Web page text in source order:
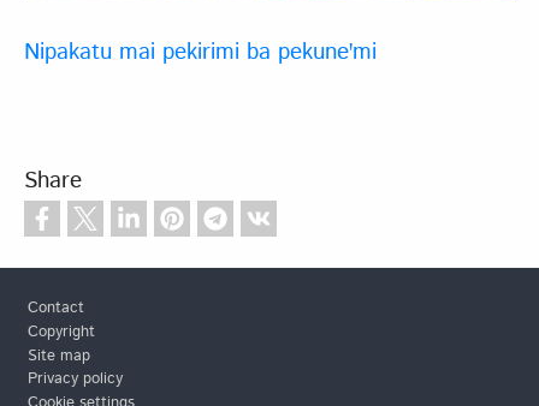
Nipakatu mai pekirimi ba pekuneꞌmi
Share
Footer
Contact
Copyright
Site map
Privacy policy